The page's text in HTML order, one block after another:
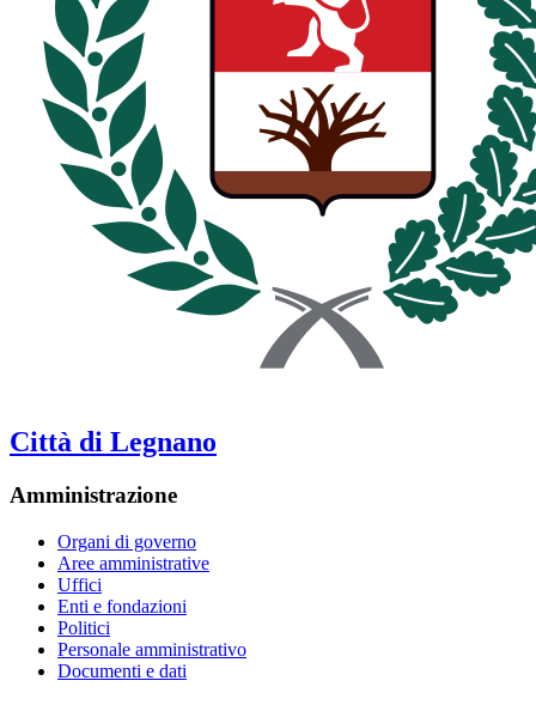
Città di Legnano
Amministrazione
Organi di governo
Aree amministrative
Uffici
Enti e fondazioni
Politici
Personale amministrativo
Documenti e dati